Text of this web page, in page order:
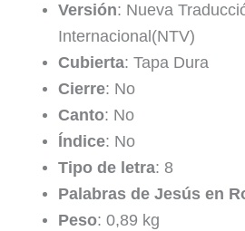
Versión: Nueva
Internacional(NTV)
Cubierta: Tapa Dura
Cierre: No
Canto: No
Índice: No
Tipo de letra: 8
Palabras de Jesús en
Peso: 0,89 kg